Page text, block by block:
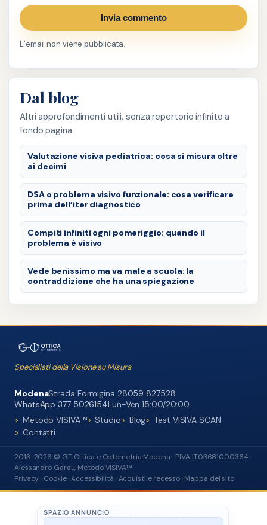
Invia commento
L’email non viene pubblicata.
Dal blog
Altri approfondimenti utili, senza repertorio infinito a
fondo pagina.
Valutazione visiva pediatrica: cosa si misura oltre
ai decimi
DSA o problema visivo funzionale: cosa verificare
prima dell’iter diagnostico
Compiti infiniti ogni pomeriggio: quando il
problema è visivo
Vede benissimo ma va male a scuola: la
contraddizione che ha una spiegazione
Specialisti della Visione su Misura
ModenaStrada Formigina 28059 827528
WhatsApp 377 5026154Lun-Ven 15:00/20:00
Metodo VISIVA™
Studio Blog
Test VISIVA SCAN
Contatti
2013-2026 © GT Ottica e Optometria Modena · P.IVA IT03681000364 ·
Alessandro Garau, Metodo VISIVA™
Privacy · Cookie·Accessibilità ·Acquisti e recesso·Mappa del sito
SPAZIO ANNUNCIO